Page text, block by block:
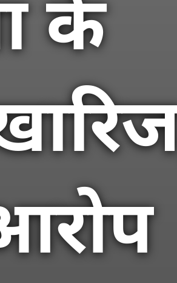
के